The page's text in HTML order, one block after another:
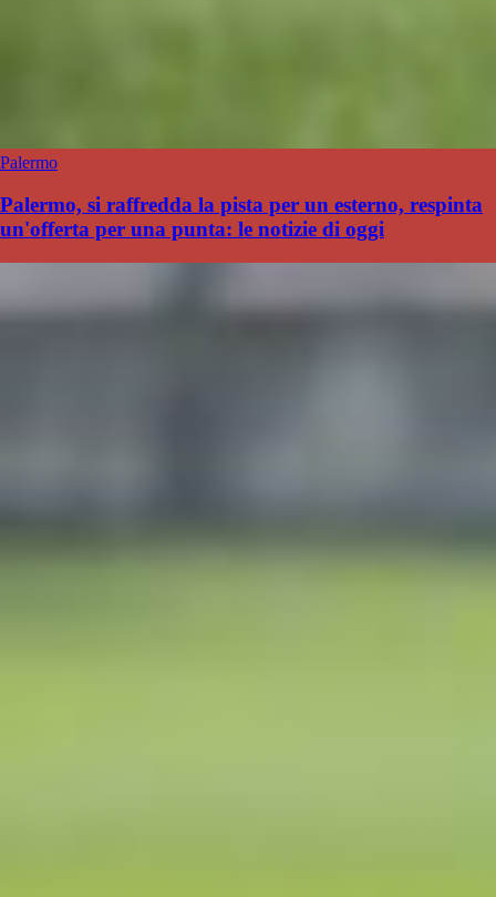
Palermo
Palermo, si raffredda la pista per un esterno, respinta
un'offerta per una punta: le notizie di oggi